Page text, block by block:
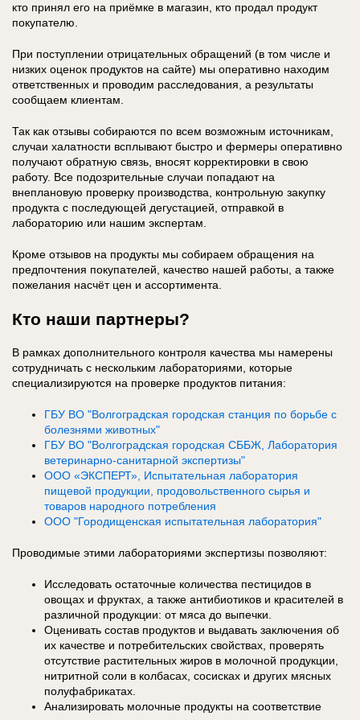
кто принял его на приёмке в магазин, кто продал продукт
покупателю.
При поступлении отрицательных обращений (в том числе и
низких оценок продуктов на сайте) мы оперативно находим
ответственных и проводим расследования, а результаты
сообщаем клиентам.
Так как отзывы собираются по всем возможным источникам,
случаи халатности всплывают быстро и фермеры оперативно
получают обратную связь, вносят корректировки в свою
работу. Все подозрительные случаи попадают на
внеплановую проверку производства, контрольную закупку
продукта с последующей дегустацией, отправкой в
лабораторию или нашим экспертам.
Кроме отзывов на продукты мы собираем обращения на
предпочтения покупателей, качество нашей работы, а также
пожелания насчёт цен и ассортимента.
Кто наши партнеры?
В рамках дополнительного контроля качества мы намерены
сотрудничать с нескольким лабораториями, которые
специализируются на проверке продуктов питания:
ГБУ ВО "Волгоградская городская станция по борьбе с
болезнями животных"
ГБУ ВО "Волгоградская городская СББЖ, Лаборатория
ветеринарно-санитарной экспертизы"
ООО «ЭКСПЕРТ», Испытательная лаборатория
пищевой продукции, продовольственного сырья и
товаров народного потребления
ООО "Городищенская испытательная лаборатория"
Проводимые этими лабораториями экспертизы позволяют:
Исследовать остаточные количества пестицидов в
овощах и фруктах, а также антибиотиков и красителей в
различной продукции: от мяса до выпечки.
Оценивать состав продуктов и выдавать заключения об
их качестве и потребительских свойствах, проверять
отсутствие растительных жиров в молочной продукции,
нитритной соли в колбасах, сосисках и других мясных
полуфабрикатах.
Анализировать молочные продукты на соответствие